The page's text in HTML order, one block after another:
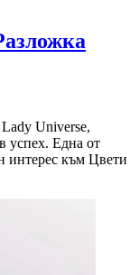
Universe,
успех. Една от
интерес към Цвети